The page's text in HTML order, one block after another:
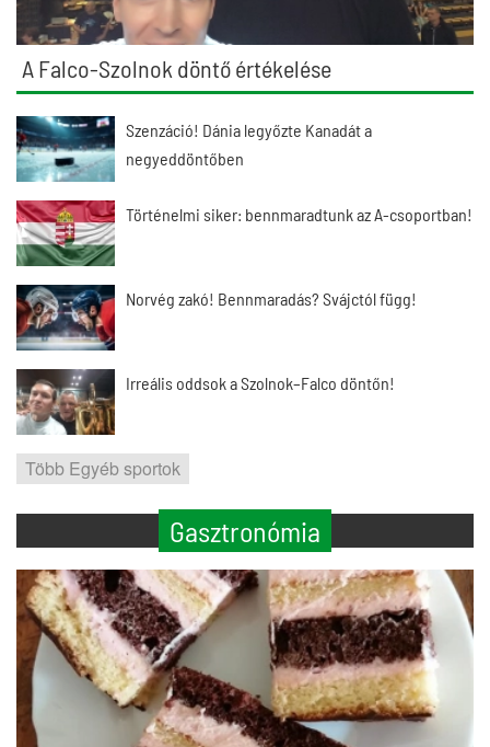
A Falco-Szolnok döntő értékelése
Szenzáció! Dánia legyőzte Kanadát a
negyeddöntőben
Történelmi siker: bennmaradtunk az A-csoportban!
Norvég zakó! Bennmaradás? Svájctól függ!
Irreális oddsok a Szolnok–Falco döntőn!
Több Egyéb sportok
Gasztronómia